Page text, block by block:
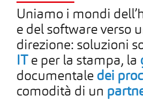
Uniamo i mondi
e del software verso
direzione: soluzioni
ITe per la stampa, la
documentale dei
comodità di un